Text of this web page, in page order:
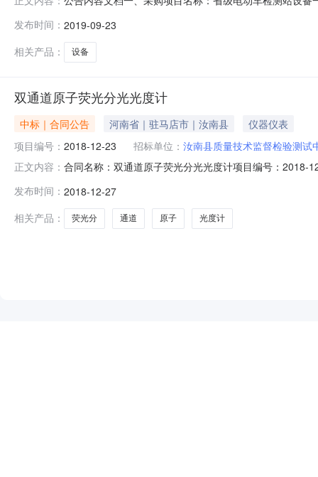
大道联系人：邵军联系方式：135076405392.采购代理
发布时间： 2019-09-23
相关产品：
设备
双通道原子荧光分光光度计
中标｜合同公告 河南省｜驻马店市｜汝南县
仪器仪表
项目编号： 2018-12-23 招标单位： 汝南县质量技术监督检验测试
正文内容： 合同名称：双通道原子荧光分光光度计项目编号：2018-
发布时间： 2018-12-27
相关产品：
荧光分 通道 原子 光度计